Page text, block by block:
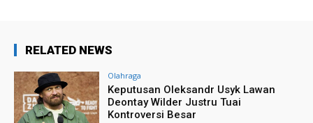
RELATED NEWS
Olahraga
Keputusan Oleksandr Usyk Lawan
Deontay Wilder Justru Tuai
Kontroversi Besar